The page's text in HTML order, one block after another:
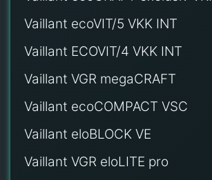
Vaillant ecoVIT/5 VKK INT
Vaillant ECOVIT/4 VKK INT
Vaillant VGR megaCRAFT
Vaillant ecoCOMPACT VSC
Vaillant eloBLOCK VE
Vaillant VGR eloLITE pro